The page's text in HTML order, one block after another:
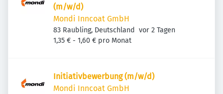
(m/w/d)
Mondi Inncoat GmbH
83 Raubling, Deutschland Veröffentlicht
vor 2 Tagen
1,35 € - 1,60 € pro Monat
Initiativbewerbung (m/w/d)
Mondi Inncoat GmbH